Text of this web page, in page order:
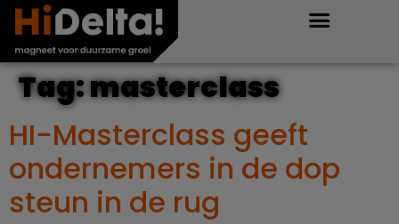
Tag:masterclass
HI-Masterclass geeft
ondernemers in de dop
steun in de rug